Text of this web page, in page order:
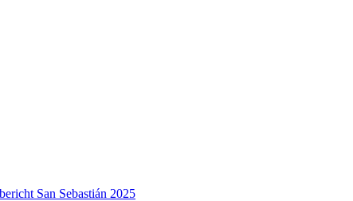
San Sebastián 2025